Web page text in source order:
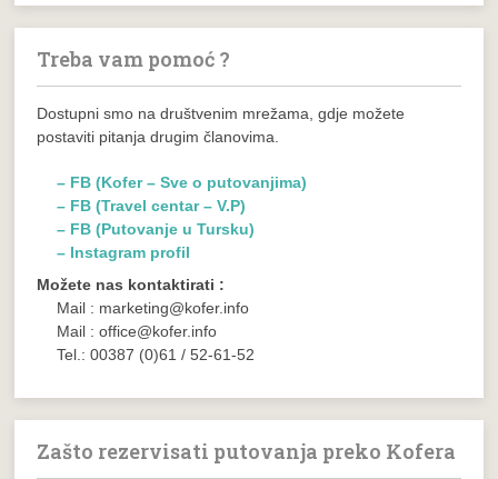
Treba vam pomoć ?
Dostupni smo na društvenim mrežama, gdje možete
postaviti pitanja drugim članovima.
– FB (Kofer – Sve o putovanjima)
– FB (Travel centar – V.P)
– FB (Putovanje u Tursku)
– Instagram profil
Možete nas kontaktirati :
Mail : marketing@kofer.info
Mail : office@kofer.info
Tel.: 00387 (0)61 / 52-61-52
Zašto rezervisati putovanja preko Kofera